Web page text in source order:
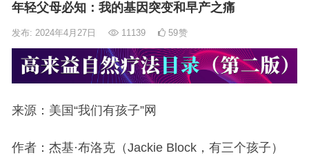
年轻父母必知：我的基因突变和早产之痛
发布: 2024年4月27日 11139 59赞
来源：美国“我们有孩子”网
作者：杰基·布洛克（Jackie Block，有三个孩子）